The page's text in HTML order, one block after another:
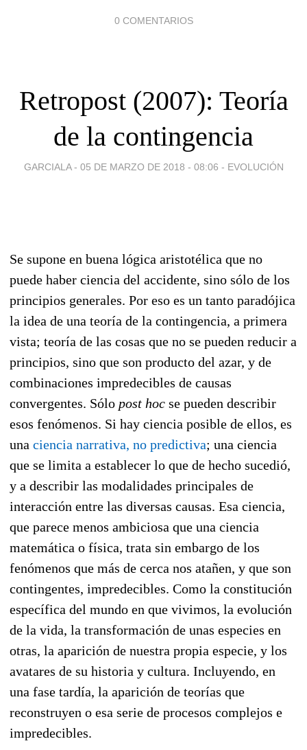
0 COMENTARIOS
Retropost (2007): Teoría
de la contingencia
GARCIALA - 05 DE MARZO DE 2018 - 08:06 - EVOLUCIÓN
Se supone en buena lógica aristotélica que no
puede haber ciencia del accidente, sino sólo de los
principios generales. Por eso es un tanto paradójica
la idea de una teoría de la contingencia, a primera
vista; teoría de las cosas que no se pueden reducir a
principios, sino que son producto del azar, y de
combinaciones impredecibles de causas
convergentes. Sólo post hoc se pueden describir
esos fenómenos. Si hay ciencia posible de ellos, es
una ciencia narrativa, no predictiva; una ciencia
que se limita a establecer lo que de hecho sucedió,
y a describir las modalidades principales de
interacción entre las diversas causas. Esa ciencia,
que parece menos ambiciosa que una ciencia
matemática o física, trata sin embargo de los
fenómenos que más de cerca nos atañen, y que son
contingentes, impredecibles. Como la constitución
específica del mundo en que vivimos, la evolución
de la vida, la transformación de unas especies en
otras, la aparición de nuestra propia especie, y los
avatares de su historia y cultura. Incluyendo, en
una fase tardía, la aparición de teorías que
reconstruyen o esa serie de procesos complejos e
impredecibles.